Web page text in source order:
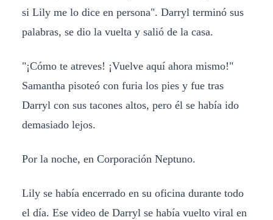
si Lily me lo dice en persona". Darryl terminó sus
palabras, se dio la vuelta y salió de la casa.
"¡Cómo te atreves! ¡Vuelve aquí ahora mismo!"
Samantha pisoteó con furia los pies y fue tras
Darryl con sus tacones altos, pero él se había ido
demasiado lejos.
Por la noche, en Corporación Neptuno.
Lily se había encerrado en su oficina durante todo
el día. Ese video de Darryl se había vuelto viral en